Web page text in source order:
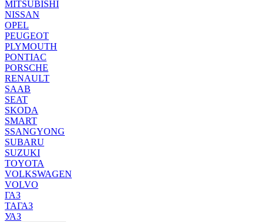
MITSUBISHI
NISSAN
OPEL
PEUGEOT
PLYMOUTH
PONTIAC
PORSCHE
RENAULT
SAAB
SEAT
SKODA
SMART
SSANGYONG
SUBARU
SUZUKI
TOYOTA
VOLKSWAGEN
VOLVO
ГАЗ
ТАГАЗ
УАЗ